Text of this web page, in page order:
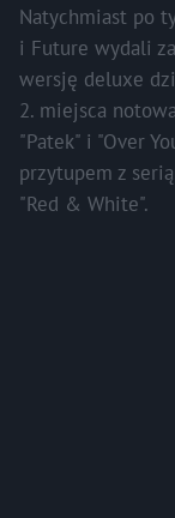
Natychmiast po
i Future wydali
wersję deluxe
2. miejsca
"Patek" i "Over
przytupem z
"Red & White".